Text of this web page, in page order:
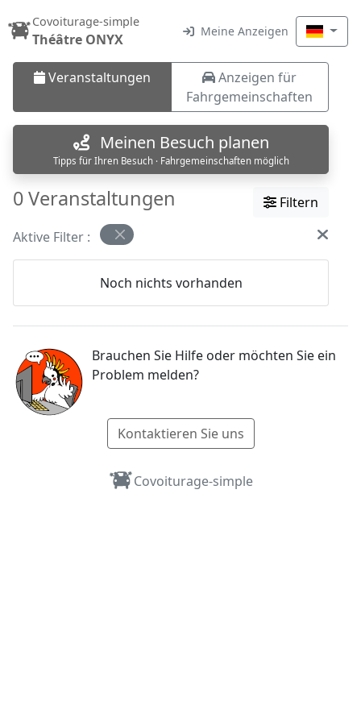
Covoiturage-simple
Théâtre ONYX Meine Anzeigen
Veranstaltungen
Anzeigen für
Fahrgemeinschaften
Meinen Besuch planen
Tipps für Ihren Besuch · Fahrgemeinschaften möglich
0 Veranstaltungen
Filtern
Aktive Filter :
Noch nichts vorhanden
Brauchen Sie Hilfe oder möchten Sie ein
Problem melden?
Kontaktieren Sie uns
Covoiturage-simple